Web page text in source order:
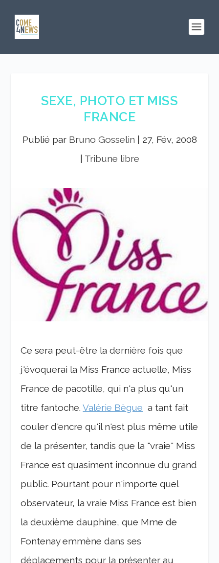
SEXE, PHOTO ET MISS
FRANCE
Publié par Bruno Gosselin
27, Fév, 2008
Tribune libre
Ce sera peut-être la dernière fois que
j'évoquerai la Miss France actuelle, Miss
France de pacotille, qui n'a plus qu'un
titre fantoche.Valérie Bègue a tant fait
couler d'encre qu'il n'est plus même utile
de la présenter, tandis que la "vraie" Miss
France est quasiment inconnue du grand
public. Pourtant pour n'importe quel
observateur, la vraie Miss France est bien
la deuxième dauphine, que Mme de
Fontenay emmène dans ses
déplacements pour la présenter au